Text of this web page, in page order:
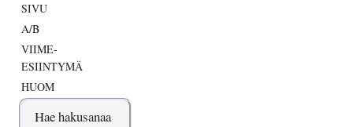
SIVU
A/B
VIIME-
ESIINTYMÄ
HUOM
Hae hakusanaa